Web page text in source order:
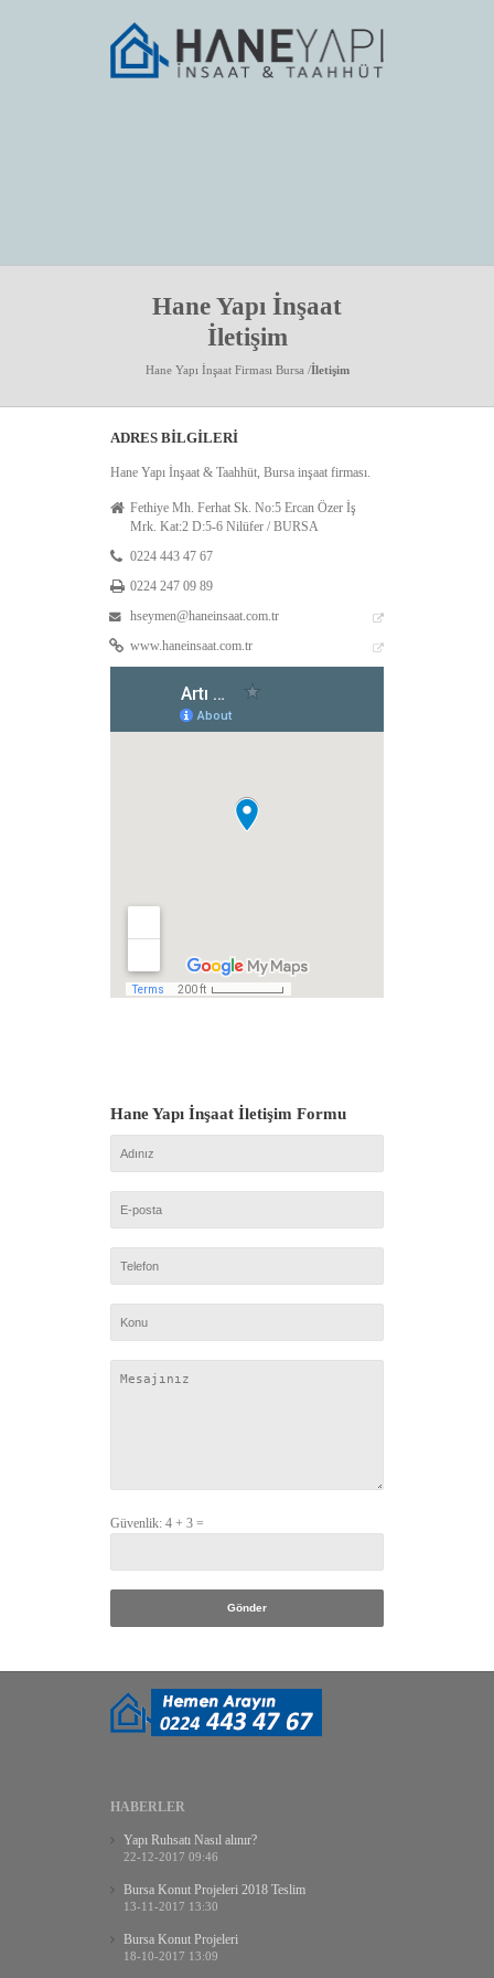
Hane Yapı İnşaat
İletişim
Hane Yapı İnşaat Firması Bursa /İletişim
ADRES BILGILERI
Hane Yapı İnşaat & Taahhüt, Bursa inşaat firması.
Fethiye Mh. Ferhat Sk. No:5 Ercan Özer İş
Mrk. Kat:2 D:5-6 Nilüfer / BURSA
0224 443 47 67
0224 247 09 89
hseymen@haneinsaat.com.tr
www.haneinsaat.com.tr
Hane Yapı İnşaat İletişim Formu
Güvenlik: 4 + 3 =
HABERLER
Yapı Ruhsatı Nasıl alınır?
22-12-2017 09:46
Bursa Konut Projeleri 2018 Teslim
13-11-2017 13:30
Bursa Konut Projeleri
18-10-2017 13:09